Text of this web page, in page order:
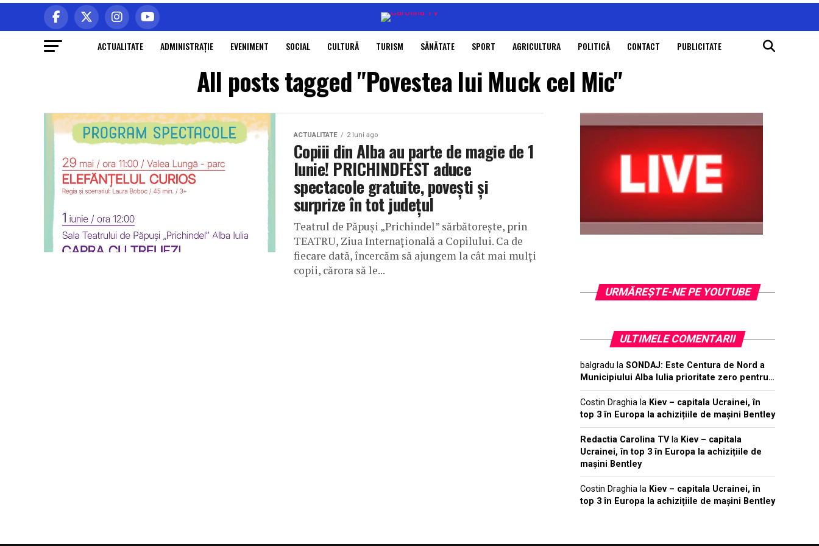
ACTUALITATE ADMINISTRAŢIE EVENIMENT SOCIAL CULTURĂ TURISM SĂNĂTATE SPORT AGRICULTURA POLITICĂ CONTACT PUBLICITATE
All posts tagged "Povestea lui Muck cel Mic"
ACTUALITATE 2 luni ago
Copiii din Alba au parte de magie de 1
Iunie! PRICHINDFEST aduce
spectacole gratuite, povești și
surprize în tot județul
Teatrul de Păpuși „Prichindel” sărbătorește, prin
TEATRU, Ziua Internațională a Copilului. Ca de
fiecare dată, încercăm să ajungem la cât mai mulți
copii, cărora să le...
URMĂREŞTE-NE PE YOUTUBE
ULTIMELE COMENTARII
balgradu la SONDAJ: Este Centura de Nord a
Municipiului Alba Iulia prioritate zero pentru…
Costin Draghia la Kiev – capitala Ucrainei, în
top 3 în Europa la achizițiile de mașini Bentley
Redactia Carolina TVla Kiev – capitala
Ucrainei, în top 3 în Europa la achizițiile de
mașini Bentley
Costin Draghia la Kiev – capitala Ucrainei, în
top 3 în Europa la achizițiile de mașini Bentley